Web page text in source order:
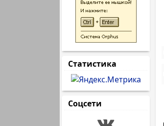
Статистика
Соцсети